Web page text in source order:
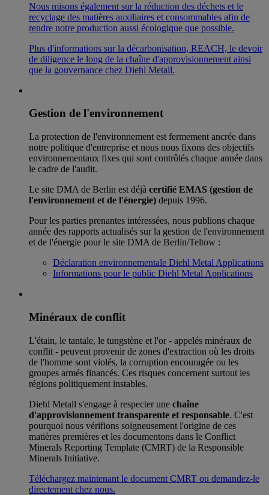
Nous misons également sur la réduction des déchets et le
recyclage des matières auxiliaires et consommables afin de
rendre notre production aussi écologique que possible.
Plus d'informations sur la décarbonisation, REACH, le devoir
de diligence le long de la chaîne d'approvisionnement ainsi
que la gouvernance chez Diehl Metall.
Gestion de l'environnement
La protection de l'environnement est fermement ancrée dans
notre politique d'entreprise et nous nous fixons des objectifs
environnementaux fixes qui sont contrôlés chaque année dans
le cadre de l'audit.
Le site DMA de Berlin est déjà certifié EMAS (gestion de
l'environnement et de l'énergie) depuis 1996.
Pour les parties prenantes intéressées, nous publions chaque
année des rapports actualisés sur la gestion de l'environnement
et de l'énergie pour le site DMA de Berlin/Teltow :
Déclaration environnementale Diehl Metal Applications
Informations pour le public Diehl Metal Applications
Minéraux de conflit
L'étain, le tantale, le tungstène et l'or - appelés minéraux de
conflit - peuvent provenir de zones d'extraction où les droits
de l'homme sont violés, la corruption encouragée ou les
groupes armés financés. Ces risques concernent surtout les
régions politiquement instables.
Diehl Metall s'engage à respecter une chaîne
d'approvisionnement transparente et responsable. C'est
pourquoi nous vérifions soigneusement l'origine de ces
matières premières et les documentons dans le Conflict
Minerals Reporting Template (CMRT) de la Responsible
Minerals Initiative.
Téléchargez maintenant le document CMRT ou demandez-le
directement chez nous.